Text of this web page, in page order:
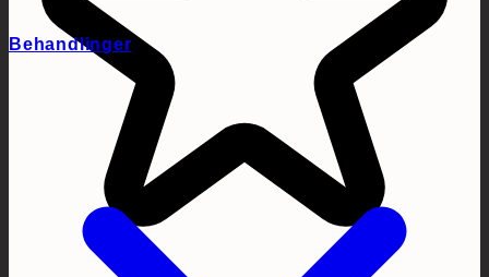
Behandlinger